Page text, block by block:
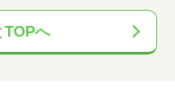
TOPへ